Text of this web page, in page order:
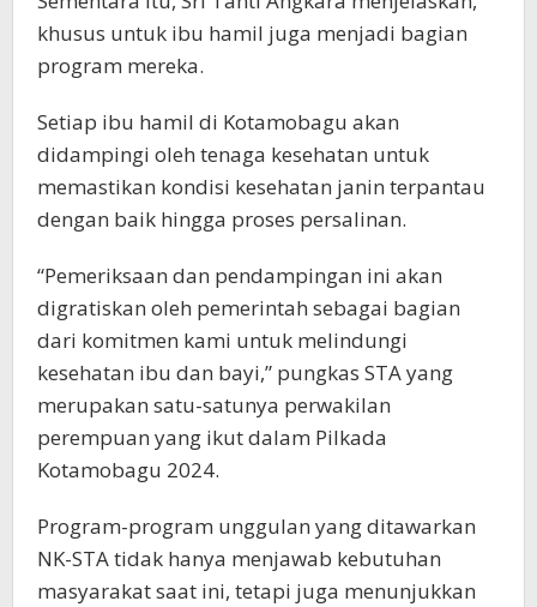
khusus untuk ibu hamil juga menjadi bagian
program mereka.
Setiap ibu hamil di Kotamobagu akan
didampingi oleh tenaga kesehatan untuk
memastikan kondisi kesehatan janin terpantau
dengan baik hingga proses persalinan.
“Pemeriksaan dan pendampingan ini akan
digratiskan oleh pemerintah sebagai bagian
dari komitmen kami untuk melindungi
kesehatan ibu dan bayi,” pungkas STA yang
merupakan satu-satunya perwakilan
perempuan yang ikut dalam Pilkada
Kotamobagu 2024.
Program-program unggulan yang ditawarkan
NK-STA tidak hanya menjawab kebutuhan
masyarakat saat ini, tetapi juga menunjukkan